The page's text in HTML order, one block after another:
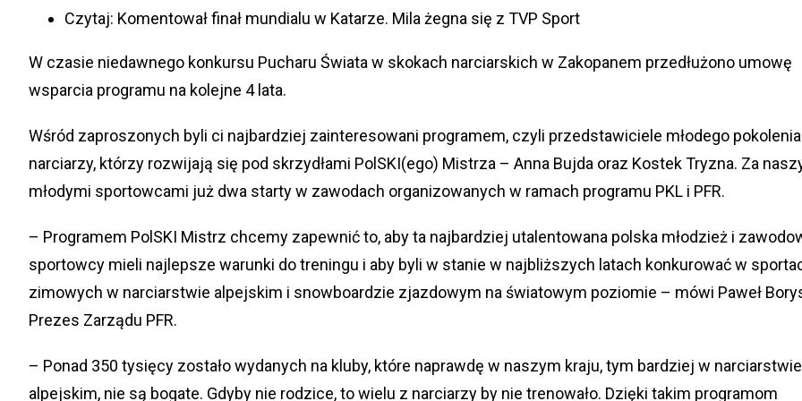
Czytaj: Komentował finał mundialu w Katarze. Mila żegna się z TVP Sport
W czasie niedawnego konkursu Pucharu Świata w skokach narciarskich w Zakopanem przedłużono umowę
wsparcia programu na kolejne 4 lata.
Wśród zaproszonych byli ci najbardziej zainteresowani programem, czyli przedstawiciele młodego pokolenia
narciarzy, którzy rozwijają się pod skrzydłami PolSKI(ego) Mistrza – Anna Bujda oraz Kostek Tryzna. Za
młodymi sportowcami już dwa starty w zawodach organizowanych w ramach programu PKL i PFR.
– Programem PolSKI Mistrz chcemy zapewnić to, aby ta najbardziej utalentowana polska młodzież i
sportowcy mieli najlepsze warunki do treningu i aby byli w stanie w najbliższych latach konkurować w
zimowych w narciarstwie alpejskim i snowboardzie zjazdowym na światowym poziomie – mówi Paweł
Prezes Zarządu PFR.
– Ponad 350 tysięcy zostało wydanych na kluby, które naprawdę w naszym kraju, tym bardziej w narciarstwie
alpejskim, nie są bogate. Gdyby nie rodzice, to wielu z narciarzy by nie trenowało. Dzięki takim programom